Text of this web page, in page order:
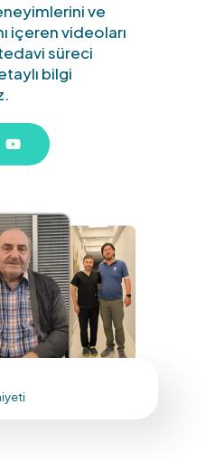
ve
içeren videoları
süreci
bilgi